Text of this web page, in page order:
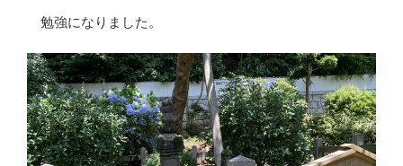
勉強になりました。